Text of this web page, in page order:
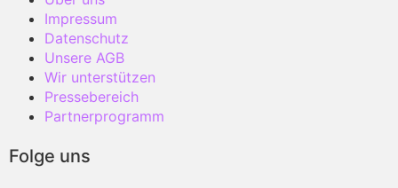
Impressum
Datenschutz
Unsere AGB
Wir unterstützen
Pressebereich
Partnerprogramm
Folge uns